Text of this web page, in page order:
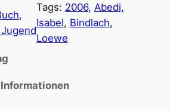
Tags: 2006, Abedi,
Isabel, Bindlach
Loewe